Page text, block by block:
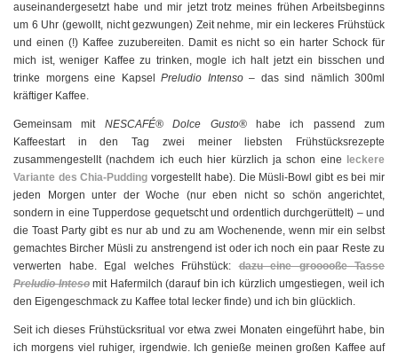
auseinandergesetzt habe und mir jetzt trotz meines frühen Arbeitsbeginns
um 6 Uhr (gewollt, nicht gezwungen) Zeit nehme, mir ein leckeres Frühstück
und einen (!) Kaffee zuzubereiten. Damit es nicht so ein harter Schock für
mich ist, weniger Kaffee zu trinken, mogle ich halt jetzt ein bisschen und
trinke morgens eine Kapsel Preludio Intenso– das sind nämlich 300ml
kräftiger Kaffee.
Gemeinsam mit NESCAFÉ® Dolce Gusto®habe ich passend zum
Kaffeestart in den Tag zwei meiner liebsten Frühstücksrezepte
zusammengestellt (nachdem ich euch hier kürzlich ja schon eine
leckere
Variante des Chia-Pudding vorgestellt habe). Die Müsli-Bowl gibt es bei mir
jeden Morgen unter der Woche (nur eben nicht so schön angerichtet,
sondern in eine Tupperdose gequetscht und ordentlich durchgerüttelt) – und
die Toast Party gibt es nur ab und zu am Wochenende, wenn mir ein selbst
gemachtes Bircher Müsli zu anstrengend ist oder ich noch ein paar Reste zu
verwerten habe. Egal welches Frühstück:dazu eine grooooße Tasse
Preludio Intesomit Hafermilch (darauf bin ich kürzlich umgestiegen, weil ich
den Eigengeschmack zu Kaffee total lecker finde) und ich bin glücklich.
Seit ich dieses Frühstücksritual vor etwa zwei Monaten eingeführt habe, bin
ich morgens viel ruhiger, irgendwie. Ich genieße meinen großen Kaffee auf